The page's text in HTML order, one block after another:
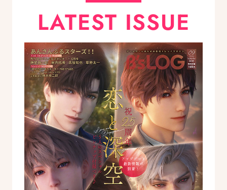
LATEST ISSUE